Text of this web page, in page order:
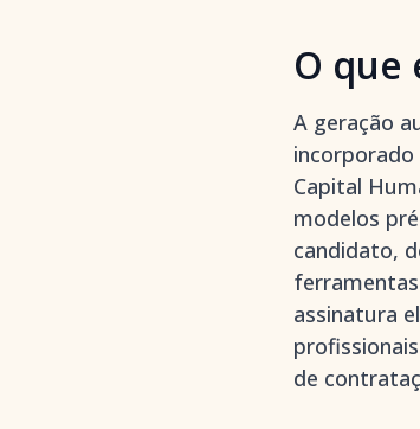
O que
A geração
Capital
modelos
candidato,
assinatura
de